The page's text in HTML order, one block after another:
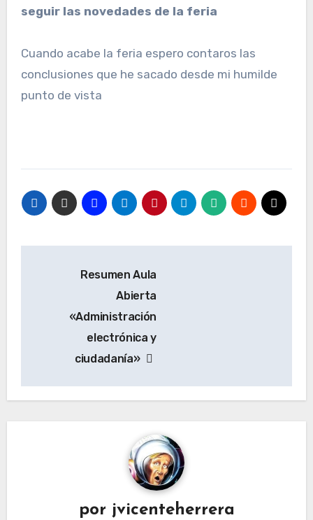
seguir las novedades de la feria
Cuando acabe la feria espero contaros las
conclusiones que he sacado desde mi humilde
punto de vista
entradas
Resumen Aula
Abierta
«Administración
electrónica y
ciudadanía»
por jvicenteherrera